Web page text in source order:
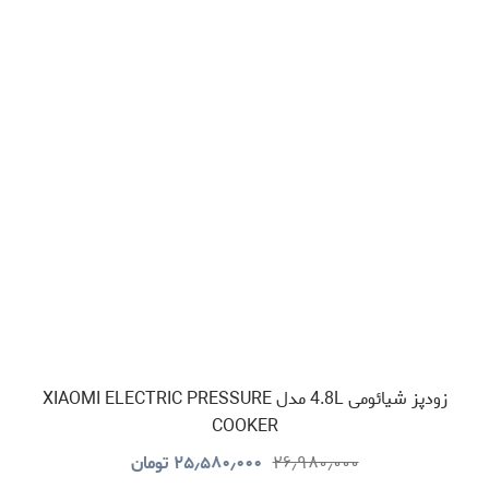
زودپز شیائومی 4.8L مدل XIAOMI ELECTRIC PRESSURE
COOKER
۲۶٫۹۸۰٫۰۰۰ ۲۵٫۵۸۰٫۰۰۰ تومان